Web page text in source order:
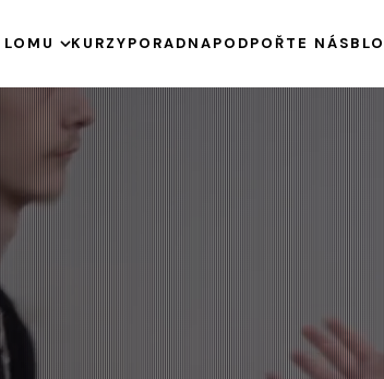
LOMU
PODPOŘENÉ PROJEKTY
KURZYPORADNAPODPOŘTE NÁS